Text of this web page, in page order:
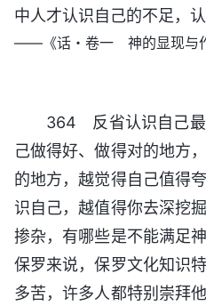
中人才认识自己的不足，
——《话・卷一 神的显现与
364 反省认识自己最
己做得好、做得对的地方
的地方，越觉得自己值得
识自己，越值得你去深挖
掺杂，有哪些是不能满足
保罗来说，保罗文化知识
多苦，许多人都特别崇拜